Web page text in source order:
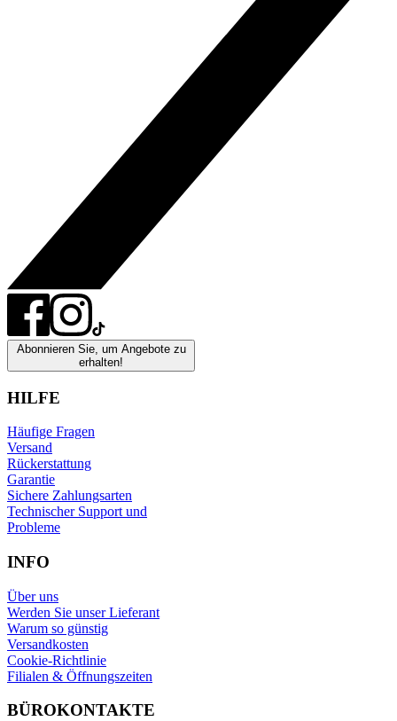
Abonnieren Sie, um Angebote zu
erhalten!
HILFE
Häufige Fragen
Versand
Rückerstattung
Garantie
Sichere Zahlungsarten
Technischer Support und
Probleme
INFO
Über uns
Werden Sie unser Lieferant
Warum so günstig
Versandkosten
Cookie-Richtlinie
Filialen & Öffnungszeiten
BÜROKONTAKTE